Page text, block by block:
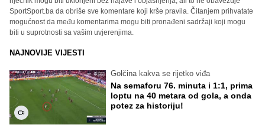
SportSport.ba da obriše sve komentare koji krše pravila. Čitanjem prihvatate
mogućnost da među komentarima mogu biti pronađeni sadržaji koji mogu
biti u suprotnosti sa vašim uvjerenjima.
NAJNOVIJE VIJESTI
Golčina kakva se rijetko viđa
Na semaforu 76. minuta i 1:1, prima
loptu na 40 metara od gola, a onda
potez za historiju!